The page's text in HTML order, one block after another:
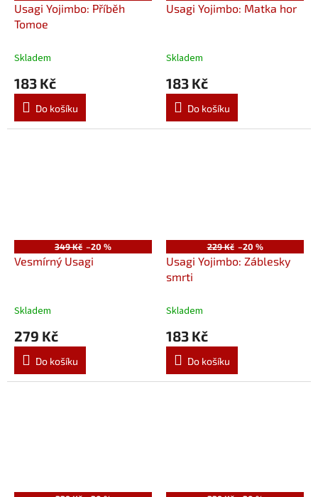
Usagi Yojimbo: Příběh
Tomoe
Skladem
183 Kč
Do košíku
Usagi Yojimbo: Matka hor
Skladem
183 Kč
Do košíku
349 Kč –20 %
Vesmírný Usagi
Skladem
279 Kč
Do košíku
229 Kč –20 %
Usagi Yojimbo: Záblesky
smrti
Skladem
183 Kč
Do košíku